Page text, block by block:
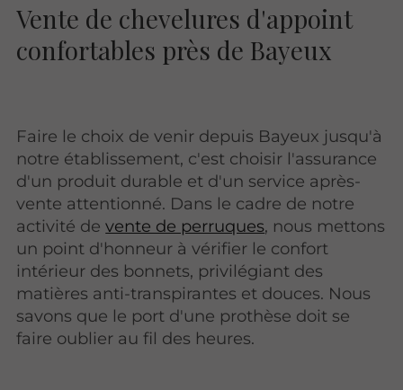
Vente de chevelures d'appoint
confortables près de Bayeux
Faire le choix de venir depuis Bayeux jusqu'à
notre établissement, c'est choisir l'assurance
d'un produit durable et d'un service après-
vente attentionné. Dans le cadre de notre
activité devente de perruques, nous mettons
un point d'honneur à vérifier le confort
intérieur des bonnets, privilégiant des
matières anti-transpirantes et douces. Nous
savons que le port d'une prothèse doit se
faire oublier au fil des heures.